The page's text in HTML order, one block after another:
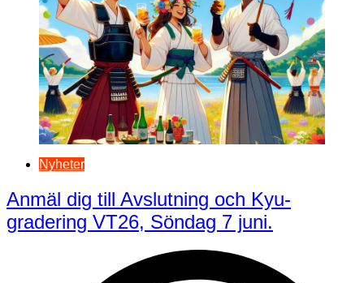
Nyheter
Anmäl dig till Avslutning och Kyu-
gradering VT26, Söndag 7 juni.